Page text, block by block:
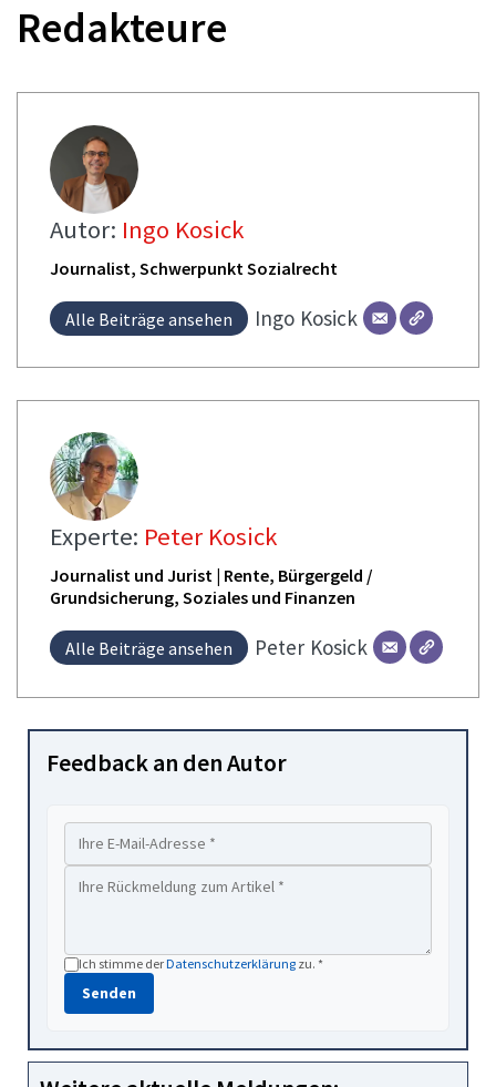
Redakteure
Autor: Ingo Kosick
Journalist, Schwerpunkt Sozialrecht
Alle Beiträge ansehen Ingo Kosick
Experte: Peter Kosick
Journalist und Jurist | Rente, Bürgergeld /
Grundsicherung, Soziales und Finanzen
Alle Beiträge ansehen Peter Kosick
Feedback an den Autor
Ich stimme derDatenschutzerklärung zu. *
Senden